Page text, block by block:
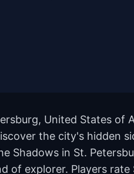
United States of
the city's hidden
Shadows in St.
of explorer. Players